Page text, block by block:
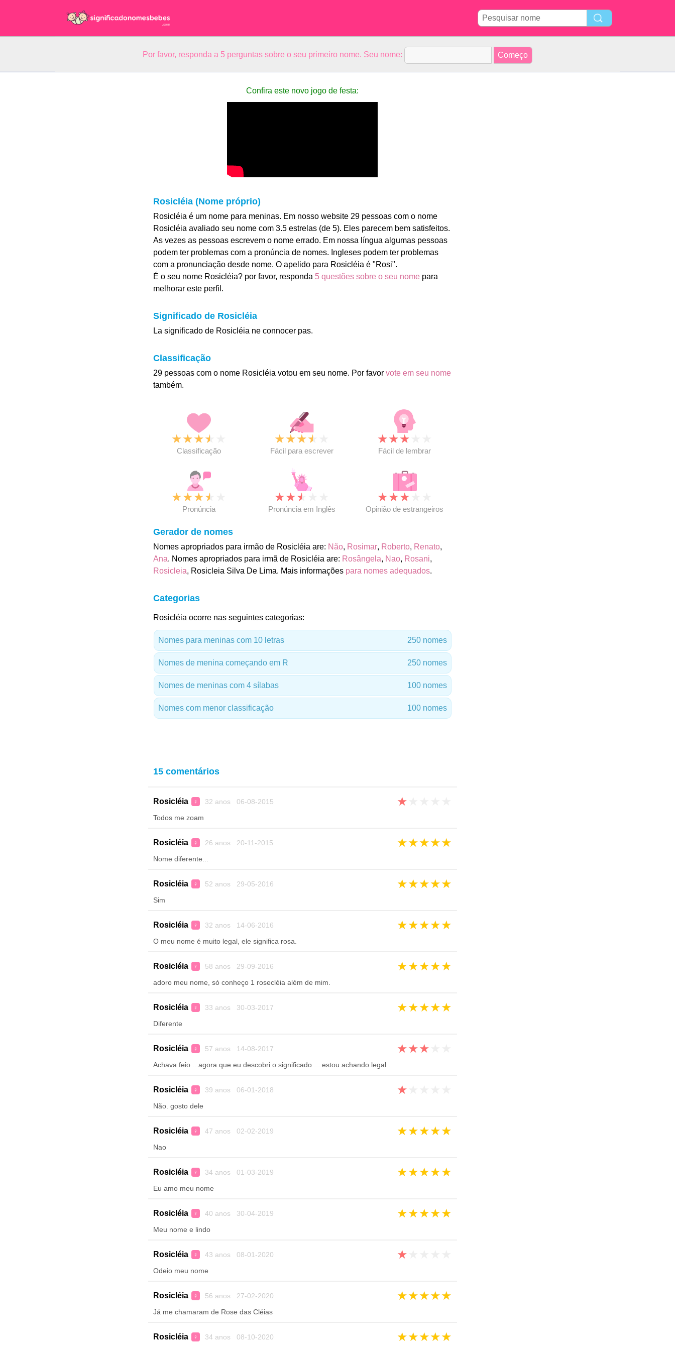
Por favor, responda a 5 perguntas sobre o seu primeiro nome. Seu nome:
Confira este novo jogo de festa:
Rosicléia (Nome próprio)
Rosicléia é um nome para meninas. Em nosso website 29 pessoas com o nome
Rosicléia avaliado seu nome com 3.5 estrelas (de 5). Eles parecem bem satisfeitos.
As vezes as pessoas escrevem o nome errado. Em nossa língua algumas pessoas
podem ter problemas com a pronúncia de nomes. Ingleses podem ter problemas
com a pronunciação desde nome. O apelido para Rosicléia é "Rosi".
É o seu nome Rosicléia? por favor, responda 5 questões sobre o seu nomepara
melhorar este perfil.
Significado de Rosicléia
La significado de Rosicléia ne connocer pas.
Classificação
29 pessoas com o nome Rosicléia votou em seu nome. Por favor vote em seu nome
também.
★★★★
Classificação
★★★★
Fácil para escrever
★★★
Fácil de lembrar
★★★★
Pronúncia
★★★
Pronúncia em Inglês
★★★
Opinião de estrangeiros
Gerador de nomes
Nomes apropriados para irmão de Rosicléia are: Não, Rosimar, Roberto, Renato,
Ana. Nomes apropriados para irmã de Rosicléia are: Rosângela, Nao, Rosani,
Rosicleia, Rosicleia Silva De Lima. Mais informações para nomes adequados.
Categorias
Rosicléia ocorre nas seguintes categorias:
Nomes para meninas com 10 letras 250 nomes
Nomes de menina começando em R 250 nomes
Nomes de meninas com 4 sílabas 100 nomes
Nomes com menor classificação 100 nomes
15 comentários
Rosicléia ♀ 32 anos 06-08-2015 ★
Todos me zoam
Rosicléia ♀ 26 anos 20-11-2015 ★★★★★
Nome diferente...
Rosicléia ♀ 52 anos 29-05-2016 ★★★★★
Sim
Rosicléia ♀ 32 anos 14-06-2016 ★★★★★
O meu nome é muito legal, ele significa rosa.
Rosicléia ♀ 58 anos 29-09-2016 ★★★★★
adoro meu nome, só conheço 1 rosecléia além de mim.
Rosicléia ♀ 33 anos 30-03-2017 ★★★★★
Diferente
Rosicléia ♀ 57 anos 14-08-2017 ★★★
Achava feio ...agora que eu descobri o significado ... estou achando legal .
Rosicléia ♀ 39 anos 06-01-2018 ★
Não. gosto dele
Rosicléia ♀ 47 anos 02-02-2019 ★★★★★
Nao
Rosicléia ♀ 34 anos 01-03-2019 ★★★★★
Eu amo meu nome
Rosicléia ♀ 40 anos 30-04-2019 ★★★★★
Meu nome e lindo
Rosicléia ♀ 43 anos 08-01-2020 ★
Odeio meu nome
Rosicléia ♀ 56 anos 27-02-2020 ★★★★★
Já me chamaram de Rose das Cléias
Rosicléia ♀ 34 anos 08-10-2020 ★★★★★